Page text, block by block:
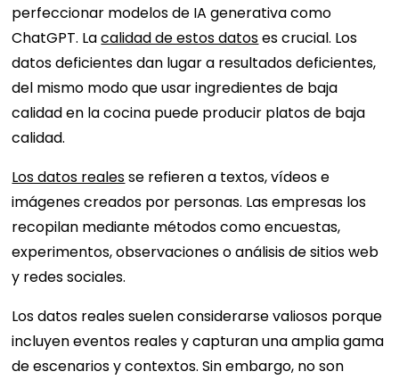
perfeccionar modelos de IA generativa como
ChatGPT. Lacalidad de estos datoses crucial. Los
datos deficientes dan lugar a resultados deficientes,
del mismo modo que usar ingredientes de baja
calidad en la cocina puede producir platos de baja
calidad.
Los datos realesse refieren a textos, vídeos e
imágenes creados por personas. Las empresas los
recopilan mediante métodos como encuestas,
experimentos, observaciones o análisis de sitios web
y redes sociales.
Los datos reales suelen considerarse valiosos porque
incluyen eventos reales y capturan una amplia gama
de escenarios y contextos. Sin embargo, no son